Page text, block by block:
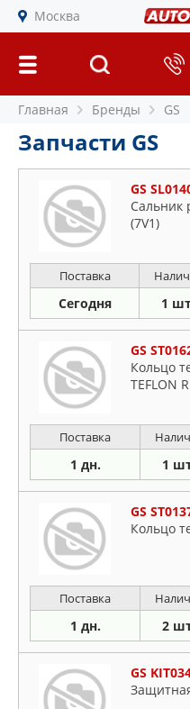
Москва
Главная Бренды GS
Запчасти GS
GS
Сальник
(7V1)
Поставка
Сегодня 1
GS
Кольцо
TEFLON
Поставка
1 дн. 1
GS
Кольцо
Поставка
1 дн. 2
GS